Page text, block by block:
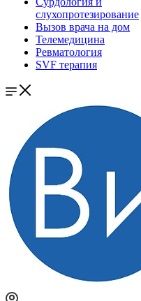
слухопротезирование
Вызов врача на дом
Телемедицина
Ревматология
SVF терапия